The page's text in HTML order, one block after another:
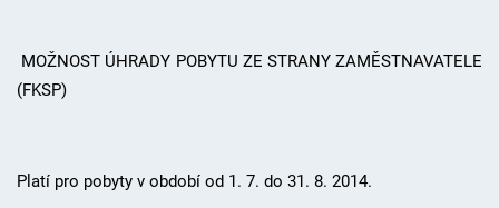
MOŽNOST ÚHRADY POBYTU ZE STRANY ZAMĚSTNAVATELE
(FKSP)
Platí pro pobyty v období od 1. 7. do 31. 8. 2014.